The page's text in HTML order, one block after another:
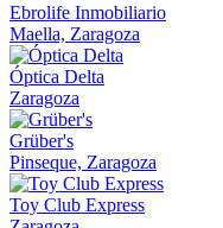
Ebrolife Inmobiliario
Maella, Zaragoza
Óptica Delta
Zaragoza
Grüber's
Pinseque, Zaragoza
Toy Club Express